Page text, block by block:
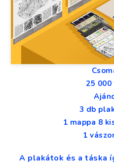
25
3 db
1 mappa 8
1
A plakátok és a táska